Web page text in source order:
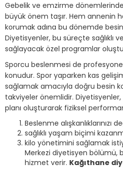
Gebelik ve emzirme
büyük önem taşır. Hem annenin
korumak adına bu dönemde
Diyetisyenler, bu süreçte sağlıklı
sağlayacak özel programlar
Sporcu beslenmesi de
konudur. Spor yaparken kas
sağlamak amacıyla doğru besin
takviyeler önemlidir.
planı oluşturarak fiziksel
Beslenme alışkanlıklarınızı
sağlıklı yaşam biçimi
kilo yönetimini sağlamak
Merkezi diyetisyen bölümü,
hizmet verir. Kağıthane